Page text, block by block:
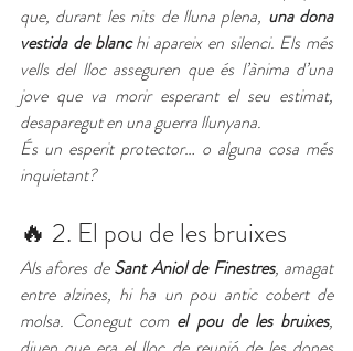
que, durant les nits de lluna plena, una dona
vestida de blanc hi apareix en silenci. Els més
vells del lloc asseguren que és l’ànima d’una
jove que va morir esperant el seu estimat,
desaparegut en una guerra llunyana.
És un esperit protector… o alguna cosa més
inquietant?
🔥 2. El pou de les bruixes
Als afores de Sant Aniol de Finestres, amagat
entre alzines, hi ha un pou antic cobert de
molsa. Conegut com el pou de les bruixes,